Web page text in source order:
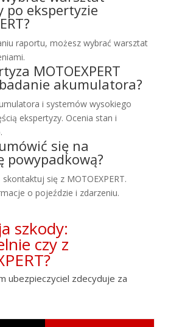
po ekspertyzie
raportu, możesz wybrać warsztat
MOTOEXPERT
akumulatora?
i systemów wysokiego
ekspertyzy. Ocenia stan i
się na
powypadkową?
się z MOTOEXPERT.
o pojeździe i zdarzeniu.
szkody:
czy z
ubezpieczyciel zdecyduje za